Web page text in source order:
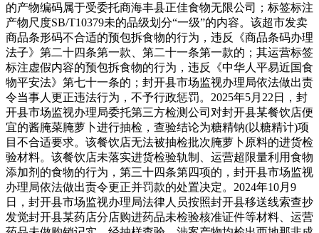
的产物编码属于受委托商海丰县正佳食物无限公司；标签标注
产物尺度SB/T10379未的品级划分“一级”的内容。该超市发卖
商品条形码不合适的预包拆食物的行为，违反《商品条码办理
法子》第二十四条第一款、第二十一条第一款的；其运营标签
标注虚假内容的预包拆食物的行为，违反《中华人平易近国食
物平安法》第七十一条的；封开县市场监视办理局依法做出责
令当事人更正违法行为，不予行政惩罚。2025年5月22日，封
开县市场监视办理局委托第三方检测公司对封开县某餐饮店便
宜的酱腌菜腌萝卜进行抽检，查验结论为糖精钠(以糖精计)项
目不合适要求。该餐饮店无法被抽检批次腌萝卜原料的进货检
验材料。该餐饮店未落实进货检验轨制、运营超限量利用食物
添加剂的食物的行为，第三十四条第四项的，封开县市场监视
办理局依法做出责令更正并罚款的处置决定。2024年10月9
日，封开县市场监视办理局法律人员按照封开县移送线索查抄
发觉封开县某药店分店购进药品未检验核准证件等材料、运营